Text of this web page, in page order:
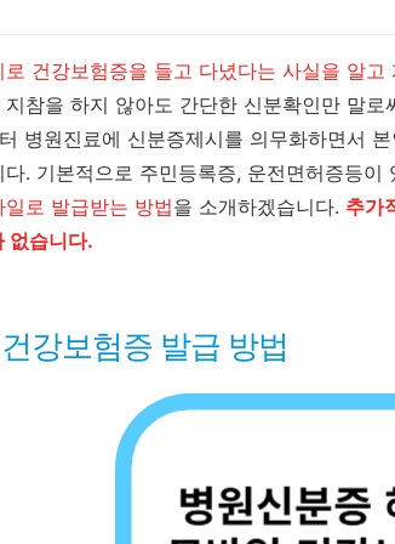
로 건강보험증을 들고 다녔다는 사실을 알고
지참을 하지 않아도 간단한 신분확인만 말
병원진료에 신분증제시를 의무화하면서
다. 기본적으로 주민등록증, 운전면허증등
로 발급받는 방법을 소개하겠습니다. 추가
없습니다.
강보험증 발급 방법